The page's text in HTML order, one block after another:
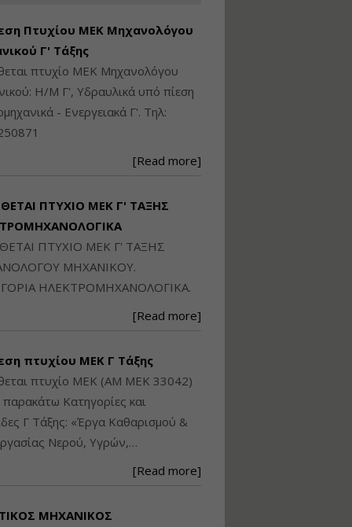
Πτυχίου ΜΕΚ Μηχανολόγου
Γ' Τάξης
πτυχίο ΜΕΚ Μηχανολόγου
Η/Μ Γ', Υδραυλικά υπό πίεση
- Ενεργειακά Γ'. Τηλ:
[Read more]
ΠΤΥΧΙΟ ΜΕΚ Γ' ΤΑΞΗΣ
ΠΤΥΧΙΟ ΜΕΚ Γ' ΤΑΞΗΣ
ΜΗΧΑΝΙΚΟΥ.
ΗΛΕΚΤΡΟΜΗΧΑΝΟΛΟΓΙΚΑ.
[Read more]
πτυχίου ΜΕΚ Γ Τάξης
πτυχίο ΜΕΚ (ΑΜ ΜΕΚ 33042)
παρακάτω Κατηγορίες και
Γ Τάξης: «Έργα Καθαρισμού &
Νερού, Υγρών,…
[Read more]
ΜΗΧΑΝΙΚΟΣ
Αυτοτελούς
Εισηγήτρια:Αναστασία Μητρακάκη
Τιμή από: €140.00
Εισηγήτρια:Γραμματή Μπακλατσή
Διάρκεια: 8 ώρες
τεχνολογίας
Διαχείρισης
Εισηγητής: Στέφανος Τουλόγλου